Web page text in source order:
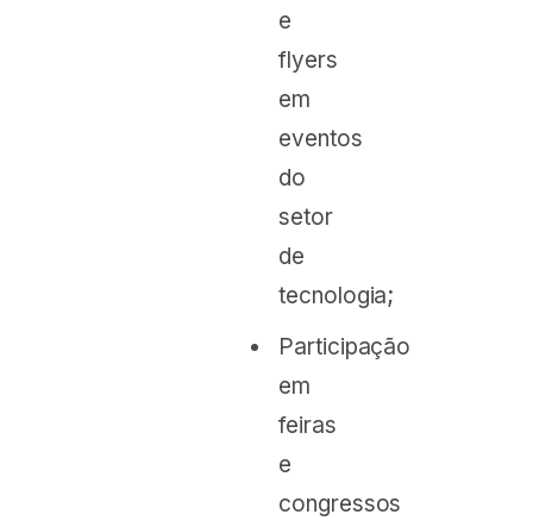
e
flyers
em
eventos
do
setor
de
tecnologia;
Participação
em
feiras
e
congressos